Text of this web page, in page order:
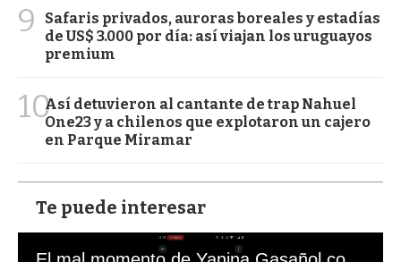
9
Safaris privados, auroras boreales y estadías
de US$ 3.000 por día: así viajan los uruguayos
premium
10Así detuvieron al cantante de trap Nahuel
One23 y a chilenos que explotaron un cajero
en Parque Miramar
Te puede interesar